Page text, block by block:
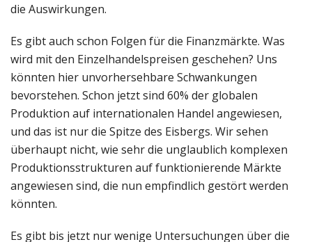
die Auswirkungen.
Es gibt auch schon Folgen für die Finanzmärkte. Was
wird mit den Einzelhandelspreisen geschehen? Uns
könnten hier unvorhersehbare Schwankungen
bevorstehen. Schon jetzt sind 60% der globalen
Produktion auf internationalen Handel angewiesen,
und das ist nur die Spitze des Eisbergs. Wir sehen
überhaupt nicht, wie sehr die unglaublich komplexen
Produktionsstrukturen auf funktionierende Märkte
angewiesen sind, die nun empfindlich gestört werden
könnten.
Es gibt bis jetzt nur wenige Untersuchungen über die